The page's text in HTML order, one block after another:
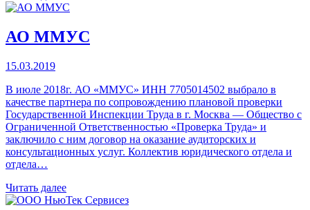
АО ММУС
15.03.2019
В июле 2018г. АО «ММУС» ИНН 7705014502 выбрало в
качестве партнера по сопровождению плановой проверки
Государственной Инспекции Труда в г. Москва — Общество с
Ограниченной Ответственностью «Проверка Труда» и
заключило с ним договор на оказание аудиторских и
консультационных услуг. Коллектив юридического отдела и
отдела…
Читать далее